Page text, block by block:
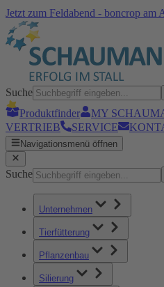
Jetzt zum Feldabend - boncrop am
Suche
Produktfinder
MY
VERTRIEB
SERVICE
Navigationsmenü öffnen
Suche
Unternehmen
Tierfütterung
Pflanzenbau
Silierung